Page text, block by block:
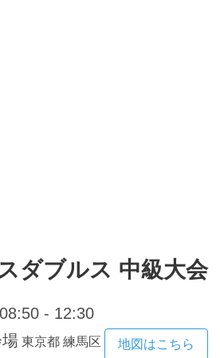
ダブルス 中級大会
- 12:30
東京都 練馬区 地図はこちら